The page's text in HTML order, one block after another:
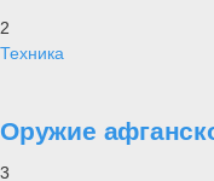
2
Техника
Оружие
3